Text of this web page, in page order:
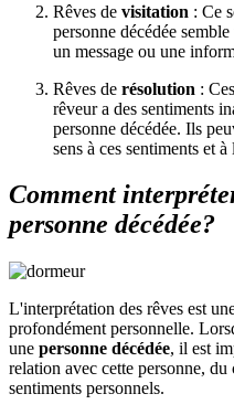
Rêves de visitation : Ce
personne décédée
un message ou une
Rêves de résolution :
rêveur a des sentiments
personne décédée. Ils
sens à ces sentiments et à
Comment
personne décédée?
L'interprétation des rêves est
profondément personnelle.
une personne décédée, il est
relation avec cette personne,
sentiments personnels.